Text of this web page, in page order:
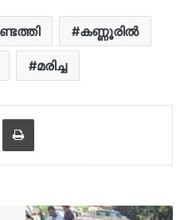
കണ്ണൂരില്‍
മരിച്ച
via Email Print